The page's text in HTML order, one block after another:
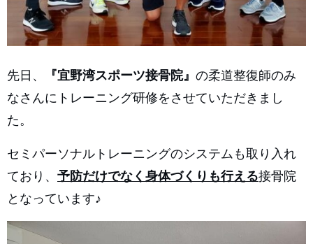
先日、 『宜野湾スポーツ接骨院』 の柔道整復師のみ
なさんにトレーニング研修をさせていただきまし
た。
セミパーソナルトレーニングのシステムも取り入れ
ており、 予防だけでなく身体づくりも行える接骨院
となっています♪